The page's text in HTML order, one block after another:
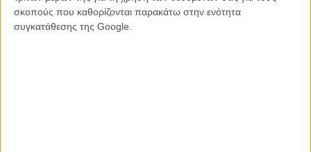
σκοπούς που καθορίζονται παρακάτω στην ενότητα
συγκατάθεσης της Google.
Από τους πιο αεικίνητους νέους δημιουργούς, με επιπλέον ευθύνη
το Τμήμα Σπουδαστικών Ταινιών στο Φεστιβάλ της Δράμας και με
την πρώτη του μεγάλου μήκους ταινία στα σκαριά, ο Θανάσης